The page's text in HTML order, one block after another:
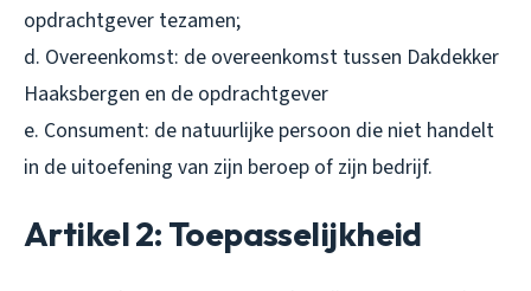
opdrachtgever tezamen;
d. Overeenkomst: de overeenkomst tussen Dakdekker
Haaksbergen en de opdrachtgever
e. Consument: de natuurlijke persoon die niet handelt
in de uitoefening van zijn beroep of zijn bedrijf.
Artikel 2: Toepasselijkheid